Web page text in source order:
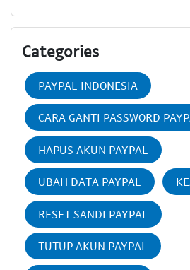
Categories
PAYPAL INDONESIA
CARA GANTI PASSWORD
HAPUS AKUN PAYPAL
UBAH DATA PAYPAL
RESET SANDI PAYPAL
TUTUP AKUN PAYPAL